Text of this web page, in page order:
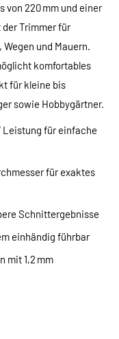
von 220 mm und einer
der Trimmer für
und Mauern.
komfortables
für kleine bis
sowie Hobbygärtner.
Leistung für einfache
für exaktes
Schnittergebnisse
einhändig führbar
mit 1,2 mm